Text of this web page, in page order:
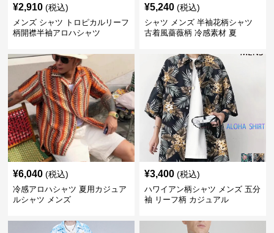
¥2,910 (税込)
メンズ シャツ トロピカルリーフ
柄開襟半袖アロハシャツ
¥5,240 (税込)
シャツ メンズ 半袖花柄シャツ
古着風薔薇柄 冷感素材 夏
¥6,040 (税込)
冷感アロハシャツ 夏用カジュア
ルシャツ メンズ
¥3,400 (税込)
ハワイアン柄シャツ メンズ 五分
袖 リーフ柄 カジュアル